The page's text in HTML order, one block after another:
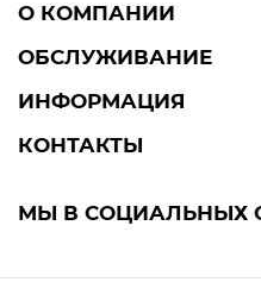
О КОМПАНИИ
Об Ashley Furniture
Контакты
ОБСЛУЖИВАНИЕ
Справочный центр
Способы оплаты
Оплата в рассрочку
ИНФОРМАЦИЯ
Блог
Политика
КОНТАКТЫ
Телефон: +998 77 494
МЫ В СОЦИАЛЬНЫХ